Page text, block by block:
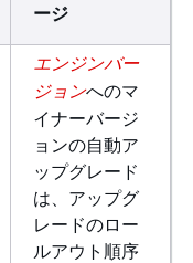
ージ
エンジンバー
ジョンへのマ
イナーバージ
ョンの自動ア
ップグレード
は、アップグ
レードのロー
ルアウト順序